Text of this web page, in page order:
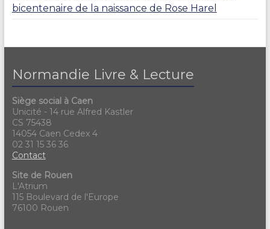
bicentenaire de la naissance de Rose Harel
Normandie Livre & Lecture
Siège social à Caen
Unicité - 14 rue Alfred Kastler
CS 75438
14054 Caen Cedex 4
02 31 15 36 36
Contact
Site de Rouen
L'Atrium
115 Boulevard de l'Europe
76100 Rouen